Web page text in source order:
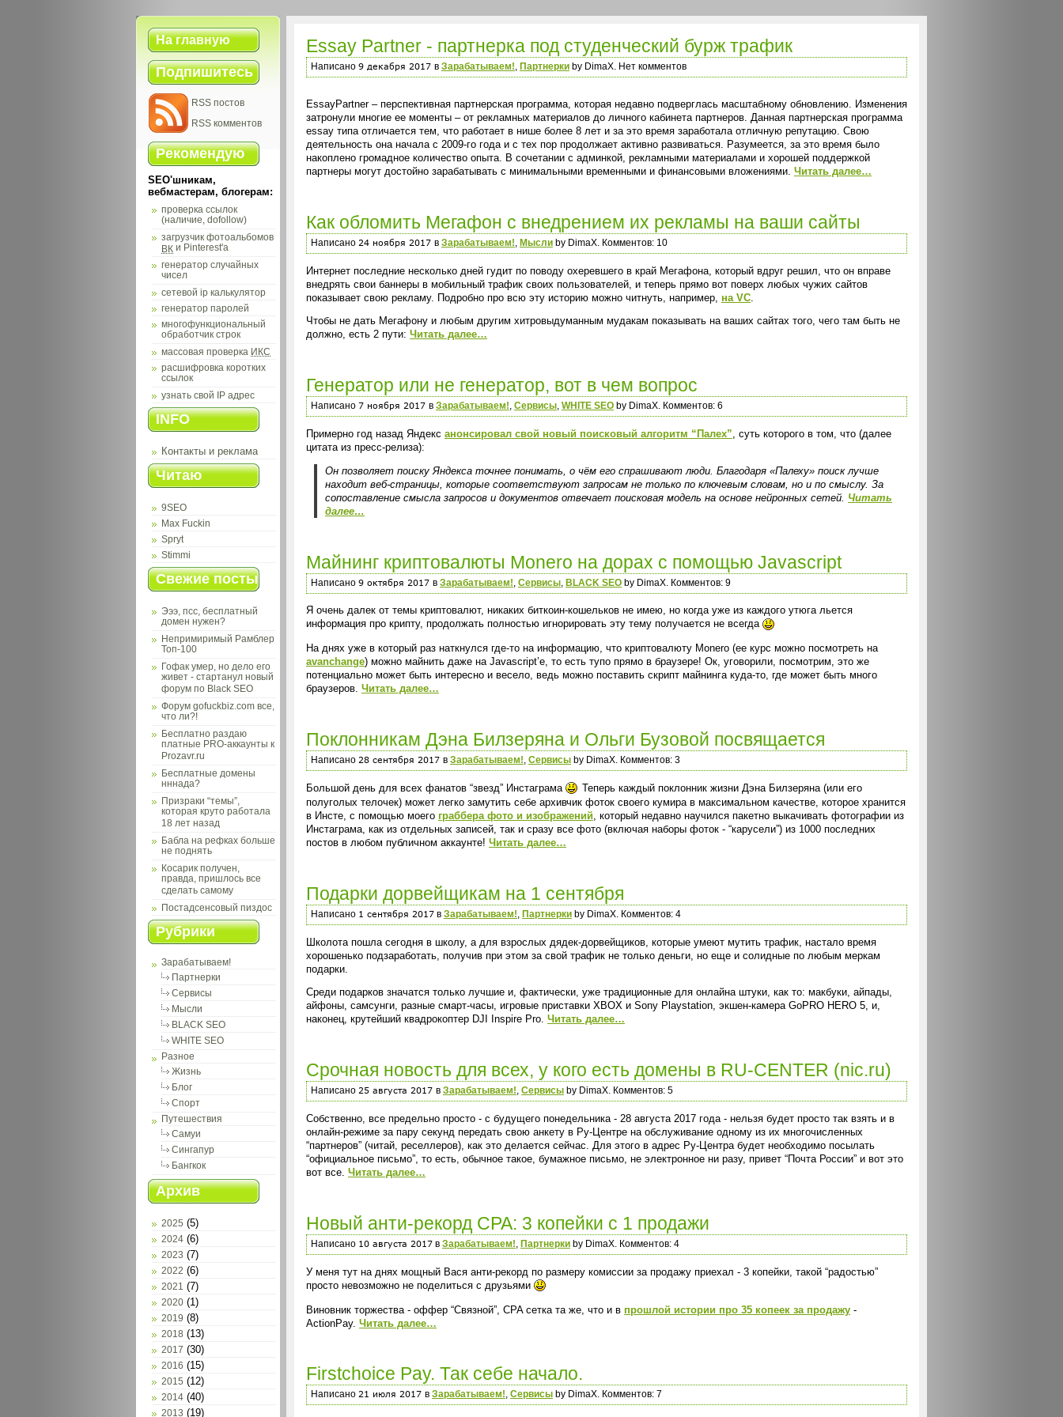
На главную
Подпишитесь
RSS постов
RSS комментов
Рекомендую
SEO'шникам,
вебмастерам, блогерам:
проверка ссылок
(наличие, dofollow)
загрузчик фотоальбомов
ВК и Pinterest'а
генератор случайных
чисел
сетевой ip калькулятор
генератор паролей
многофункциональный
обработчик строк
массовая проверка ИКС
расшифровка коротких
ссылок
узнать свой IP адрес
INFO
Контакты и реклама
Читаю
9SEO
Max Fuckin
Spryt
Stimmi
Свежие посты
Эээ, псс, бесплатный
домен нужен?
Непримиримый Рамблер
Топ-100
Гофак умер, но дело его
живет - стартанул новый
форум по Black SEO
Форум gofuckbiz.com все,
что ли?!
Бесплатно раздаю
платные PRO-аккаунты к
Prozavr.ru
Бесплатные домены
нннада?
Призраки “темы”,
которая круто работала
18 лет назад
Бабла на рефках больше
не поднять
Косарик получен,
правда, пришлось все
сделать самому
Постадсенсовый пиздос
Рубрики
Зарабатываем!
Партнерки
Сервисы
Мысли
BLACK SEO
WHITE SEO
Разное
Жизнь
Блог
Спорт
Путешествия
Самуи
Сингапур
Бангкок
Архив
2025 (5)
2024 (6)
2023 (7)
2022 (6)
2021 (7)
2020 (1)
2019 (8)
2018 (13)
2017 (30)
2016 (15)
2015 (12)
2014 (40)
2013 (19)
Essay Partner - партнерка под студенческий бурж трафик
Написано в Зарабатываем! Партнерки by DimaX. Нет комментов
EssayPartner – перспективная партнерская программа, которая недавно подверглась масштабному обновлению. Изменения
затронули многие ее моменты – от рекламных материалов до личного кабинета партнеров. Данная партнерская программа
essay типа отличается тем, что работает в нише более 8 лет и за это время заработала отличную репутацию. Свою
деятельность она начала с 2009-го года и с тех пор продолжает активно развиваться. Разумеется, за это время было
накоплено громадное количество опыта. В сочетании с админкой, рекламными материалами и хорошей поддержкой
партнеры могут достойно зарабатывать с минимальными временными и финансовыми вложениями. Читать далее…
Как обломить Мегафон с внедрением их рекламы на ваши сайты
Написано в Зарабатываем! Мысли by DimaX. Комментов: 10
Интернет последние несколько дней гудит по поводу охеревшего в край Мегафона, который вдруг решил, что он вправе
внедрять свои баннеры в мобильный трафик своих пользователей, и теперь прямо вот поверх любых чужих сайтов
показывает свою рекламу. Подробно про всю эту историю можно читнуть, например, на VC
Чтобы не дать Мегафону и любым другим хитровыдуманным мудакам показывать на ваших сайтах того, чего там быть не
должно, есть 2 пути: Читать далее…
Генератор или не генератор, вот в чем вопрос
Написано в Зарабатываем! Сервисы WHITE SEO by DimaX. Комментов: 6
Примерно год назад Яндекс анонсировал свой новый поисковый алгоритм “Палех” , суть которого в том, что (далее
цитата из пресс-релиза):
Он позволяет поиску Яндекса точнее понимать, о чём его спрашивают люди. Благодаря «Палеху» поиск лучше
находит веб-страницы, которые соответствуют запросам не только по ключевым словам, но и по смыслу. За
сопоставление смысла запросов и документов отвечает поисковая модель на основе нейронных сетей. Читать
далее…
Майнинг криптовалюты Monero на дорах с помощью Javascript
Написано в Зарабатываем! Сервисы BLACK SEO by DimaX. Комментов: 9
Я очень далек от темы криптовалют, никаких биткоин-кошельков не имею, но когда уже из каждого утюга льется
информация про крипту, продолжать полностью игнорировать эту тему получается не всегда
На днях уже в который раз наткнулся где-то на информацию, что криптовалюту Monero (ее курс можно посмотреть на
avanchange) можно майнить даже на Javascript’е, то есть тупо прямо в браузере! Ок, уговорили, посмотрим, это же
потенциально может быть интересно и весело, ведь можно поставить скрипт майнинга куда-то, где может быть много
браузеров. Читать далее…
Поклонникам Дэна Билзеряна и Ольги Бузовой посвящается
Написано в Зарабатываем! Сервисы by DimaX. Комментов: 3
Большой день для всех фанатов “звезд” Инстаграма
Теперь каждый поклонник жизни Дэна Билзеряна (или его
полуголых телочек) может легко замутить себе архивчик фоток своего кумира в максимальном качестве, которое хранится
в Инсте, с помощью моего граббера фото и изображений, который недавно научился пакетно выкачивать фотографии из
Инстаграма, как из отдельных записей, так и сразу все фото (включая наборы фоток - “карусели”) из 1000 последних
постов в любом публичном аккаунте! Читать далее…
Подарки дорвейщикам на 1 сентября
Написано в Зарабатываем! Партнерки by DimaX. Комментов: 4
Школота пошла сегодня в школу, а для взрослых дядек-дорвейщиков, которые умеют мутить трафик, настало время
хорошенько подзаработать, получив при этом за свой трафик не только деньги, но еще и солидные по любым меркам
подарки.
Среди подарков значатся только лучшие и, фактически, уже традиционные для онлайна штуки, как то: макбуки, айпады,
айфоны, самсунги, разные смарт-часы, игровые приставки XBOX и Sony Playstation, экшен-камера GoPRO HERO 5, и,
наконец, крутейший квадрокоптер DJI Inspire Pro. Читать далее…
Срочная новость для всех, у кого есть домены в RU-CENTER (nic.ru)
Написано в Зарабатываем! Сервисы by DimaX. Комментов: 5
Собственно, все предельно просто - с будущего понедельника - 28 августа 2017 года - нельзя будет просто так взять и в
онлайн-режиме за пару секунд передать свою анкету в Ру-Центре на обслуживание одному из их многочисленных
“партнеров” (читай, реселлеров), как это делается сейчас. Для этого в адрес Ру-Центра будет необходимо посылать
“официальное письмо”, то есть, обычное такое, бумажное письмо, не электронное ни разу, привет “Почта России” и вот это
вот все. Читать далее…
Новый анти-рекорд CPA: 3 копейки с 1 продажи
Написано в Зарабатываем! Партнерки by DimaX. Комментов: 4
У меня тут на днях мощный Вася анти-рекорд по размеру комиссии за продажу приехал - 3 копейки, такой “радостью”
просто невозможно не поделиться с друзьями
Виновник торжества - оффер “Связной”, CPA сетка та же, что и в прошлой истории про 35 копеек за продажу -
ActionPay. Читать далее…
Firstchoice Pay. Так себе начало.
Написано в Зарабатываем! Сервисы by DimaX. Комментов: 7